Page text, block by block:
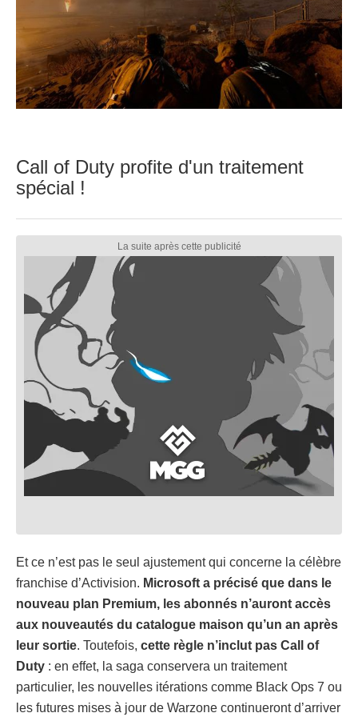
Call of Duty profite d'un traitement
spécial !
Et ce n’est pas le seul ajustement qui concerne la célèbre
franchise d’Activision. Microsoft a précisé que dans le
nouveau plan Premium, les abonnés n’auront accès
aux nouveautés du catalogue maison qu’un an après
leur sortie. Toutefois, cette règle n’inclut pas Call of
Duty : en effet, la saga conservera un traitement
particulier, les nouvelles itérations comme Black Ops 7 ou
les futures mises à jour de Warzone continueront d’arriver